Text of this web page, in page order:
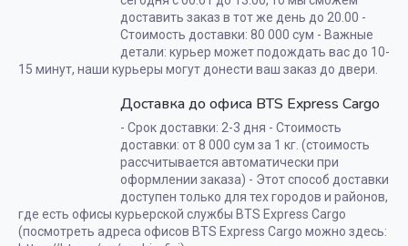
доставить заказ в тот же день до 20.00 -
Стоимость доставки: 80 000 сум - Важные
детали: курьер может подождать вас до 10-
15 минут, наши курьеры могут донести ваш заказ до двери.
Доставка до офиса BTS Express Cargo
- Срок доставки: 2-3 дня - Стоимость
доставки: от 8 000 сум за 1 кг. (стоимость
рассчитывается автоматически при
оформлении заказа) - Этот способ доставки
доступен только для тех городов и районов,
где есть офисы курьерской службы BTS Express Cargo
(посмотреть адреса офисов BTS Express Cargo можно здесь: